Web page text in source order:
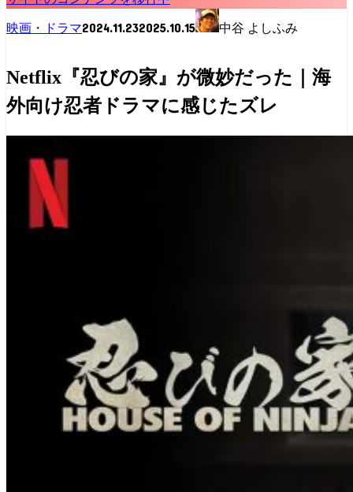
映画・ドラマ2024.11.232025.10.15 中谷 よしふみ
Netflix『忍びの家』が微妙だった｜海
外向け忍者ドラマに感じたズレ